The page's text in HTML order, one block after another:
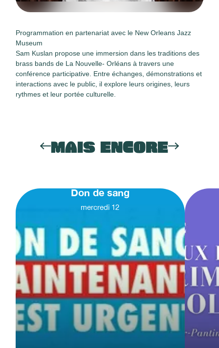
Programmation en partenariat avec le New Orleans Jazz
Museum
Sam Kuslan propose une immersion dans les traditions des
brass bands de La Nouvelle- Orléans à travers une
conférence participative. Entre échanges, démonstrations et
interactions avec le public, il explore leurs origines, leurs
rythmes et leur portée culturelle.
MAIS ENCORE
Don de sang
mercredi 12